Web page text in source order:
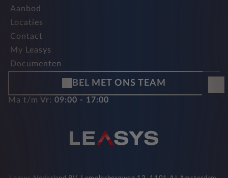
Aanbod
Locaties
Contact
My Leasys
Documenten
BEL MET ONS TEAM
Ma t/m Vr: 09:00 - 17:00